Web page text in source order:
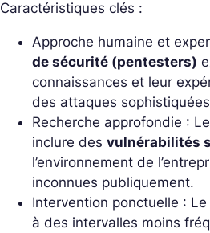
Caractéristiques clés :
Approche humaine et
de sécurité (pentesters)
connaissances et leur
des attaques
Recherche approfondie :
inclure des vulnérabilités
l’environnement de
inconnues publiquement.
Intervention ponctuelle :
à des intervalles moins